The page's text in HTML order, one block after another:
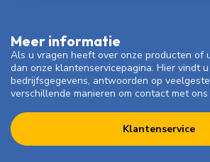
Meer informatie
Als u vragen heeft over onze producten of
dan onze klantenservicepagina. Hier vindt
bedrijfsgegevens, antwoorden op
verschillende manieren om contact met
Klantenservice